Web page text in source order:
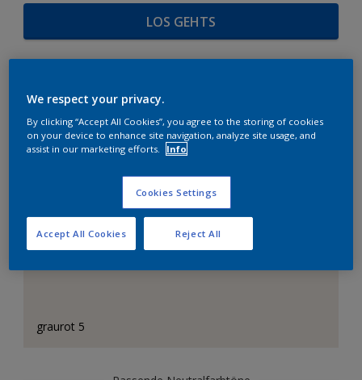
LOS GEHTS
FARBAUSWAHL
Das perfekte Weiß
graurot 5
We respect your privacy.
By clicking “Accept All Cookies”, you agree to the storing of cookies
on your device to enhance site navigation, analyze site usage, and
assist in our marketing efforts.
Info
Cookies Settings
Reject All
Accept All Cookies